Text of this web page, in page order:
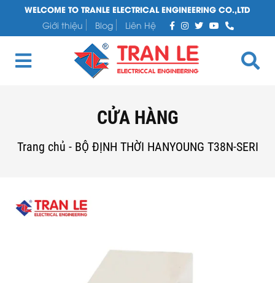
WELCOME TO TRANLE ELECTRICAL ENGINEERING CO.,LTD
Giới thiệu
Blog Liên Hệ
CỬA HÀNG
Trang chủ - BỘ ĐỊNH THỜI HANYOUNG T38N-SERI